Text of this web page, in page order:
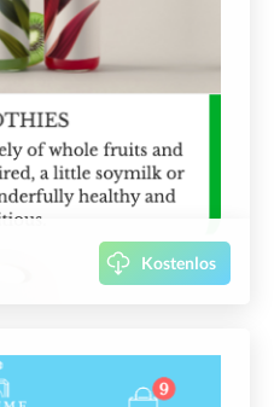
Kostenlos